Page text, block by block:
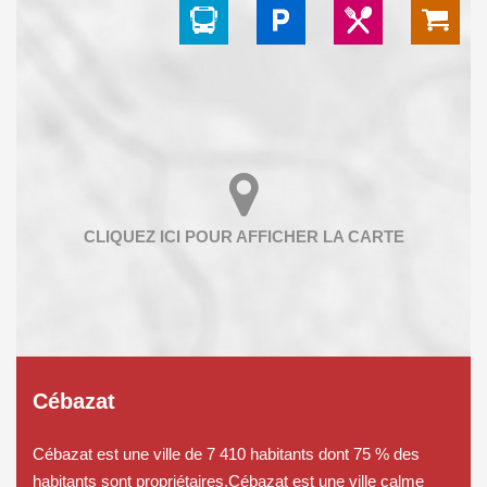
Cébazat
Cébazat est une ville de 7 410 habitants dont 75 % des
habitants sont propriétaires.Cébazat est une ville calme